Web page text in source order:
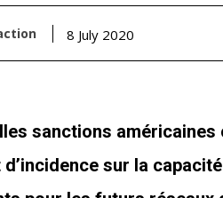
8 July 2020
sanctions américaines
d’incidence sur la